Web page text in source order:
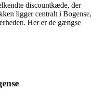
discountkæde, der
ligger centralt i Bogense,
Her er de gængse